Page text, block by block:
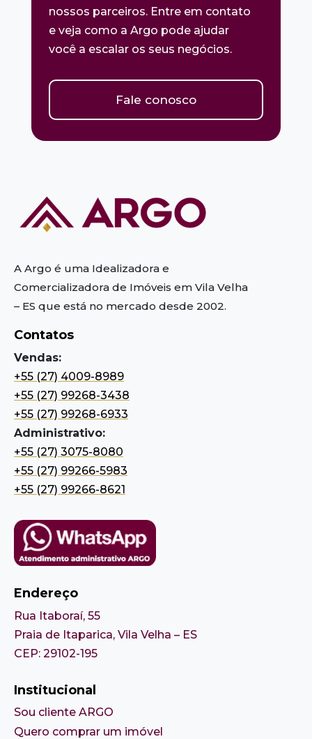
nossos parceiros. Entre em contato
e veja como a Argo pode ajudar
você a escalar os seus negócios.
Fale conosco
A Argo é uma Idealizadora e
Comercializadora de Imóveis em Vila Velha
– ES que está no mercado desde 2002.
Contatos
Vendas:
+55 (27) 4009-8989
+55 (27) 99268-3438
+55 (27) 99268-6933
Administrativo:
+55 (27) 3075-8080
+55 (27) 99266-5983
+55 (27) 99266-8621
Endereço
Rua Itaboraí, 55
Praia de Itaparica, Vila Velha – ES
CEP: 29102-195
Institucional
Sou cliente ARGO
Quero comprar um imóvel